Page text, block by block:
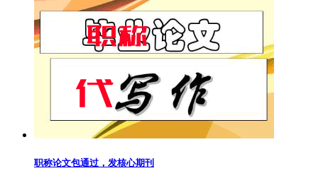
职称论文包通过，发核心期刊